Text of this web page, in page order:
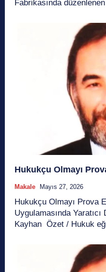
Fabrikasında
Hukukçu Olmayı
Makale Mayıs 27, 2026
Hukukçu Olmayı Prova
Uygulamasında
Kayhan Özet /